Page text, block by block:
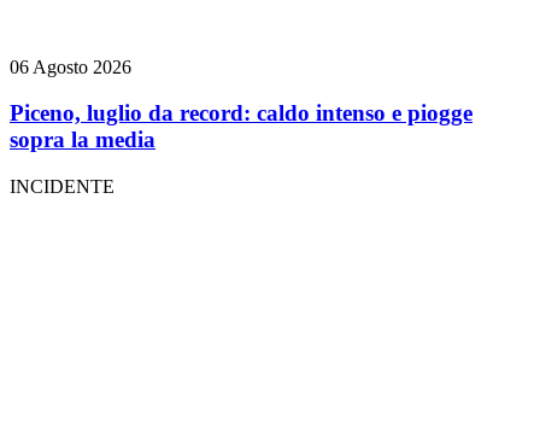
06 Agosto 2026
Piceno, luglio da record: caldo intenso e piogge
sopra la media
INCIDENTE